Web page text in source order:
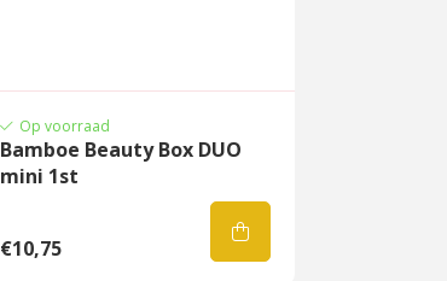
Op voorraad
Bamboe Beauty Box DUO
mini 1st
€10,75